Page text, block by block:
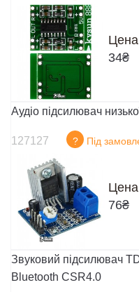
Цена
34₴
Аудіо підсилювач
127127 ? Під
Цена
76₴
Звуковий підсилювач
Bluetooth CSR4.0